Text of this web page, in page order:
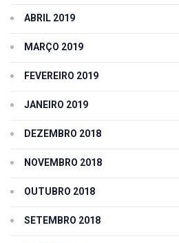
ABRIL 2019
MARÇO 2019
FEVEREIRO 2019
JANEIRO 2019
DEZEMBRO 2018
NOVEMBRO 2018
OUTUBRO 2018
SETEMBRO 2018